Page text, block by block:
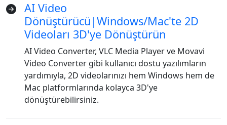
AI Video
Dönüştürücü|Windows/Mac'te 2D
Videoları 3D'ye Dönüştürün
AI Video Converter, VLC Media Player ve Movavi
Video Converter gibi kullanıcı dostu yazılımların
yardımıyla, 2D videolarınızı hem Windows hem de
Mac platformlarında kolayca 3D'ye
dönüştürebilirsiniz.